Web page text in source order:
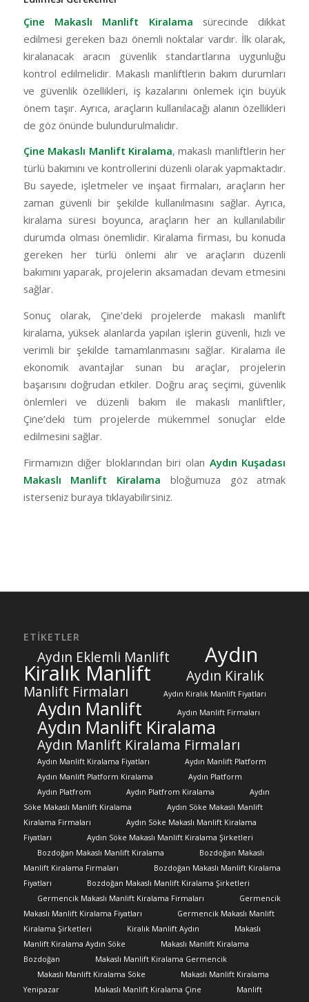
Çine Makaslı Manlift Kiralama sürecinde dikkat
edilmesi gereken bazı önemli noktalar vardır. İlk olarak,
kiralanacak aracın güvenlik standartlarına uygunluğu
kontrol edilmelidir. Makaslı manliftlerin bakım durumları
ve güvenlik özellikleri, iş kazalarını önlemek için büyük
önem taşır. Ayrıca, araçların kullanılacağı alanın özellikleri
de göz önünde bulundurulmalıdır.
Çine Makaslı Manlift Kiralama, makaslı manliftlerin her
türlü bakımını ve kontrollerini düzenli olarak yapmaktadır.
Bu sayede, işletmeler ve inşaat firmaları, araçların her
zaman güvenli bir şekilde kullanılmasını sağlar. Ayrıca,
kiralama süresi boyunca, araçların her an kullanılabilir
durumda olması önemlidir. Kiralama firması, bu konuda
gereken her türlü önlemi alır ve araçların düzenli
bakımını yaparak, projelerin aksamadan devam etmesini
sağlar.
Sonuç olarak, Çine’deki projelerde makaslı manlift
kiralama, yüksek alanlarda yapılan işlerin güvenli, hızlı ve
verimli bir şekilde tamamlanmasını sağlar. Kiralama ile
ekonomik avantajlar sunan bu araçlar, projelerin
başarısını doğrudan etkiler. Doğru araç seçimi, güvenlik
önlemleri ve düzenli bakım ile makaslı manliftler,
Çine’deki tüm projelerde mükemmel sonuçlar elde
edilmesini sağlar.
Firmamızın diğer bloklarından biri olan Aydın Kuşadası
Makaslı Manlift Kiralama bloğumuza göz atmak
isterseniz buraya tıklayabilirsiniz.
ETIKETLER
Aydın Eklemli Manlift Aydın
Kiralık Manlift
Aydın Kiralık
Manlift Firmaları
Aydın Kiralık Manlift Fiyatları
Aydın Manlift Aydın Manlift Firmaları
Aydın Manlift Kiralama
Aydın Manlift Kiralama Firmaları
Aydın Manlift Kiralama Fiyatları
Aydın Manlift Platform
Aydın Manlift Platform Kiralama
Aydın Platform
Aydın Platfrom
Aydın Platfrom Kiralama
Aydın
Söke Makaslı Manlift Kiralama
Aydın Söke Makaslı Manlift
Kiralama Firmaları
Aydın Söke Makaslı Manlift Kiralama
Fiyatları
Aydın Söke Makaslı Manlift Kiralama Şirketleri
Bozdoğan Makaslı Manlift Kiralama
Bozdoğan Makaslı
Manlift Kiralama Firmaları
Bozdoğan Makaslı Manlift Kiralama
Fiyatları
Bozdoğan Makaslı Manlift Kiralama Şirketleri
Germencik Makaslı Manlift Kiralama Firmaları
Germencik
Makaslı Manlift Kiralama Fiyatları
Germencik Makaslı Manlift
Kiralama Şirketleri
Kiralık Manlift Aydın
Makaslı
Manlift Kiralama Aydın Söke
Makaslı Manlift Kiralama
Bozdoğan
Makaslı Manlift Kiralama Germencik
Makaslı Manlift Kiralama Söke
Makaslı Manlift Kiralama
Yenipazar
Makaslı Manlift Kiralama Çine
Manlift